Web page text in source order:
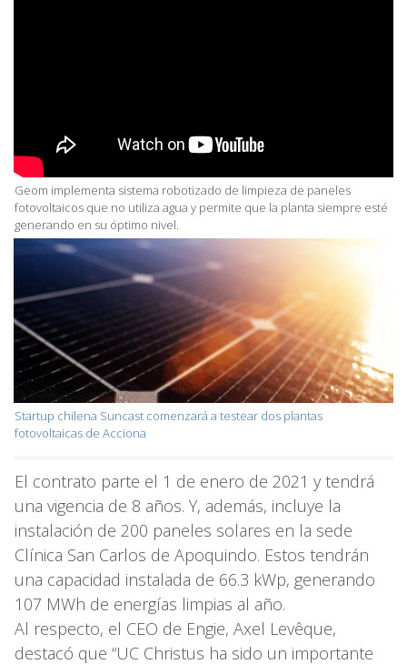
Geom implementa sistema robotizado de limpieza de paneles
fotovoltaicos que no utiliza agua y permite que la planta siempre esté
generando en su óptimo nivel.
Startup chilena Suncast comenzará a testear dos plantas
fotovoltaicas de Acciona
El contrato parte el 1 de enero de 2021 y tendrá
una vigencia de 8 años. Y, además, incluye la
instalación de 200 paneles solares en la sede
Clínica San Carlos de Apoquindo. Estos tendrán
una capacidad instalada de 66.3 kWp, generando
107 MWh de energías limpias al año.
Al respecto, el CEO de Engie, Axel Levêque,
destacó que “UC Christus ha sido un importante